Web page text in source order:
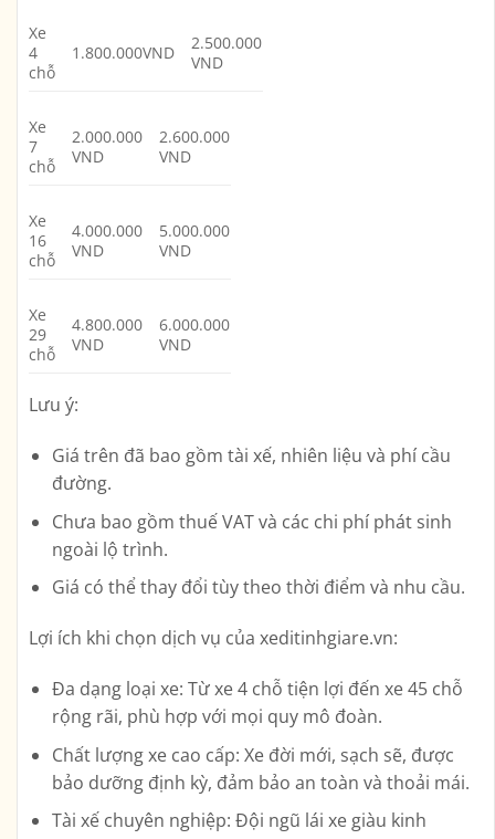
Xe
4
chỗ
1.800.000VND
2.500.000
VND
Xe
7
chỗ
2.000.000
VND
2.600.000
VND
Xe
16
chỗ
4.000.000
VND
5.000.000
VND
Xe
29
chỗ
4.800.000
VND
6.000.000
VND
Lưu ý:
Giá trên đã bao gồm tài xế, nhiên liệu và phí cầu
đường.
Chưa bao gồm thuế VAT và các chi phí phát sinh
ngoài lộ trình.
Giá có thể thay đổi tùy theo thời điểm và nhu cầu.
Lợi ích khi chọn dịch vụ của xeditinhgiare.vn:
Đa dạng loại xe: Từ xe 4 chỗ tiện lợi đến xe 45 chỗ
rộng rãi, phù hợp với mọi quy mô đoàn.
Chất lượng xe cao cấp: Xe đời mới, sạch sẽ, được
bảo dưỡng định kỳ, đảm bảo an toàn và thoải mái.
Tài xế chuyên nghiệp: Đội ngũ lái xe giàu kinh